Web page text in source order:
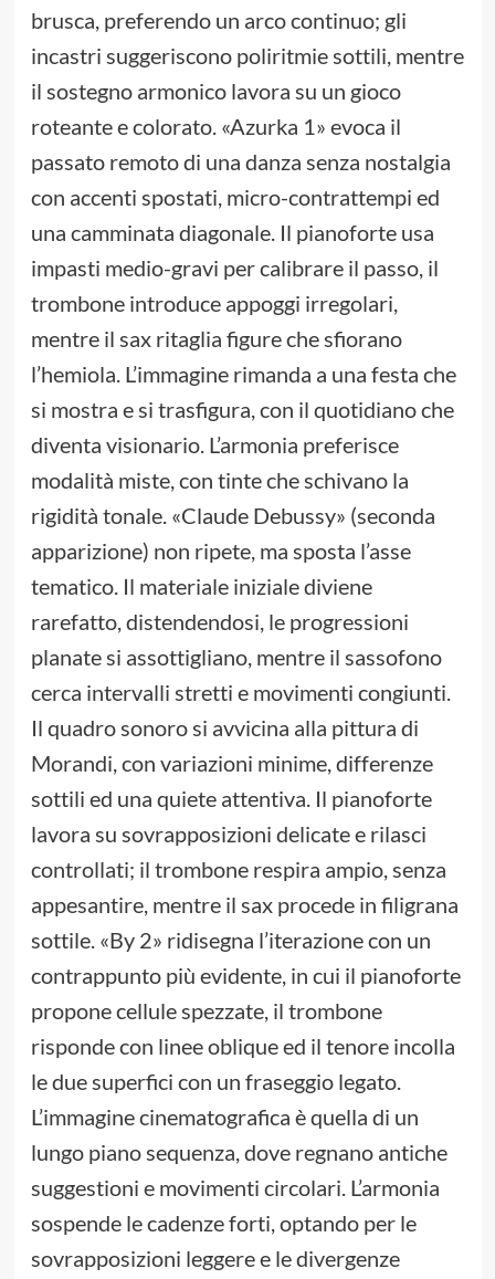
brusca, preferendo un arco continuo; gli
incastri suggeriscono poliritmie sottili, mentre
il sostegno armonico lavora su un gioco
roteante e colorato. «Azurka 1» evoca il
passato remoto di una danza senza nostalgia
con accenti spostati, micro-contrattempi ed
una camminata diagonale. Il pianoforte usa
impasti medio-gravi per calibrare il passo, il
trombone introduce appoggi irregolari,
mentre il sax ritaglia figure che sfiorano
l’hemiola. L’immagine rimanda a una festa che
si mostra e si trasfigura, con il quotidiano che
diventa visionario. L’armonia preferisce
modalità miste, con tinte che schivano la
rigidità tonale. «Claude Debussy» (seconda
apparizione) non ripete, ma sposta l’asse
tematico. Il materiale iniziale diviene
rarefatto, distendendosi, le progressioni
planate si assottigliano, mentre il sassofono
cerca intervalli stretti e movimenti congiunti.
Il quadro sonoro si avvicina alla pittura di
Morandi, con variazioni minime, differenze
sottili ed una quiete attentiva. Il pianoforte
lavora su sovrapposizioni delicate e rilasci
controllati; il trombone respira ampio, senza
appesantire, mentre il sax procede in filigrana
sottile. «By 2» ridisegna l’iterazione con un
contrappunto più evidente, in cui il pianoforte
propone cellule spezzate, il trombone
risponde con linee oblique ed il tenore incolla
le due superfici con un fraseggio legato.
L’immagine cinematografica è quella di un
lungo piano sequenza, dove regnano antiche
suggestioni e movimenti circolari. L’armonia
sospende le cadenze forti, optando per le
sovrapposizioni leggere e le divergenze